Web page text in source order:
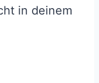
in deinem